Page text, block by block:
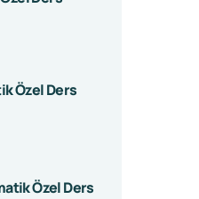
Özel Ders
Özel Ders